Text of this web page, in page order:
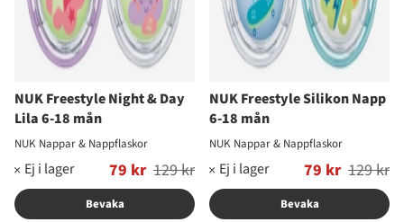
NUK Freestyle Night & Day
Lila 6-18 mån
NUK Nappar & Nappflaskor
79 kr
Ordinarie pris: 129 kr
Bevaka
NUK Freestyle Silikon Napp
6-18 mån
NUK Nappar & Nappflaskor
79 kr
Ordinarie pris: 129 kr
Bevaka